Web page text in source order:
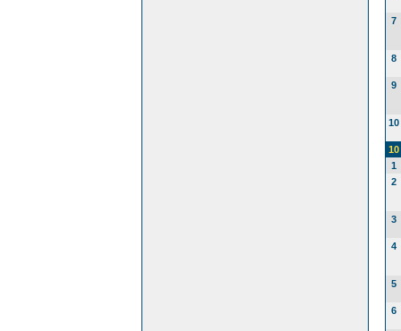
7
8
9
10
1
2
3
4
5
6